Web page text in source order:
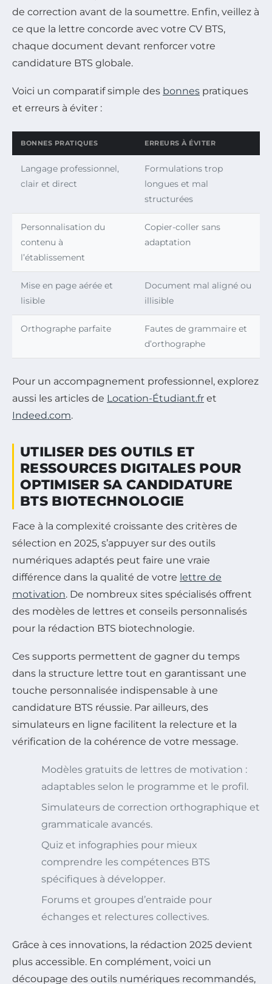
de correction avant de la soumettre. Enfin, veillez à
ce que la lettre concorde avec votre CV BTS,
chaque document devant renforcer votre
candidature BTS globale.
Voici un comparatif simple des bonnes pratiques
et erreurs à éviter :
BONNES PRATIQUES ERREURS À ÉVITER
Langage professionnel,
clair et direct
Formulations trop
longues et mal
structurées
Personnalisation du
contenu à
l’établissement
Copier-coller sans
adaptation
Mise en page aérée et
lisible
Document mal aligné ou
illisible
Orthographe parfaite
Fautes de grammaire et
d’orthographe
Pour un accompagnement professionnel, explorez
aussi les articles de Location-Étudiant.fr et
Indeed.com.
UTILISER DES OUTILS ET
RESSOURCES DIGITALES POUR
OPTIMISER SA CANDIDATURE
BTS BIOTECHNOLOGIE
Face à la complexité croissante des critères de
sélection en 2025, s’appuyer sur des outils
numériques adaptés peut faire une vraie
différence dans la qualité de votre lettre de
motivation. De nombreux sites spécialisés offrent
des modèles de lettres et conseils personnalisés
pour la rédaction BTS biotechnologie.
Ces supports permettent de gagner du temps
dans la structure lettre tout en garantissant une
touche personnalisée indispensable à une
candidature BTS réussie. Par ailleurs, des
simulateurs en ligne facilitent la relecture et la
vérification de la cohérence de votre message.
Modèles gratuits de lettres de motivation :
adaptables selon le programme et le profil.
Simulateurs de correction orthographique et
grammaticale avancés.
Quiz et infographies pour mieux
comprendre les compétences BTS
spécifiques à développer.
Forums et groupes d’entraide pour
échanges et relectures collectives.
Grâce à ces innovations, la rédaction 2025 devient
plus accessible. En complément, voici un
découpage des outils numériques recommandés,